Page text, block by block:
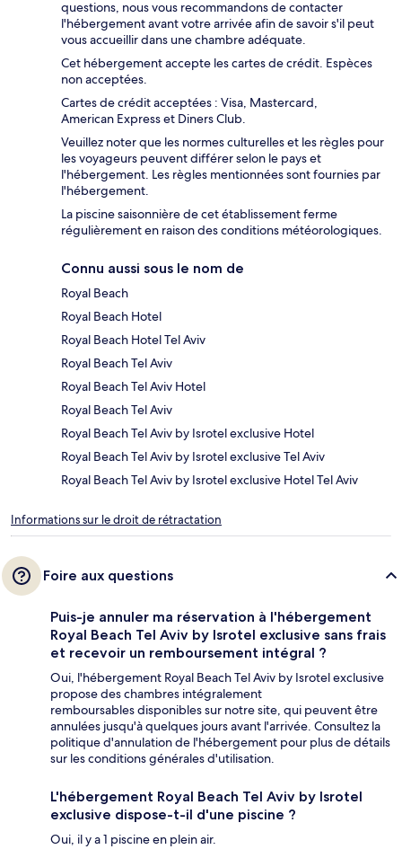
questions, nous vous recommandons de contacter
l'hébergement avant votre arrivée afin de savoir s'il peut
vous accueillir dans une chambre adéquate.
Cet hébergement accepte les cartes de crédit. Espèces
non acceptées.
Cartes de crédit acceptées : Visa, Mastercard,
American Express et Diners Club.
Veuillez noter que les normes culturelles et les règles pour
les voyageurs peuvent différer selon le pays et
l'hébergement. Les règles mentionnées sont fournies par
l'hébergement.
La piscine saisonnière de cet établissement ferme
régulièrement en raison des conditions météorologiques.
Connu aussi sous le nom de
Royal Beach
Royal Beach Hotel
Royal Beach Hotel Tel Aviv
Royal Beach Tel Aviv
Royal Beach Tel Aviv Hotel
Royal Beach Tel Aviv
Royal Beach Tel Aviv by Isrotel exclusive Hotel
Royal Beach Tel Aviv by Isrotel exclusive Tel Aviv
Royal Beach Tel Aviv by Isrotel exclusive Hotel Tel Aviv
Informations sur le droit de rétractation
Foire aux questions
Puis-je annuler ma réservation à l'hébergement
Royal Beach Tel Aviv by Isrotel exclusive sans frais
et recevoir un remboursement intégral ?
Oui, l'hébergement Royal Beach Tel Aviv by Isrotel exclusive
propose des chambres intégralement
remboursables disponibles sur notre site, qui peuvent être
annulées jusqu'à quelques jours avant l'arrivée. Consultez la
politique d'annulation de l'hébergement pour plus de détails
sur les conditions générales d'utilisation.
L'hébergement Royal Beach Tel Aviv by Isrotel
exclusive dispose-t-il d'une piscine ?
Oui, il y a 1 piscine en plein air.